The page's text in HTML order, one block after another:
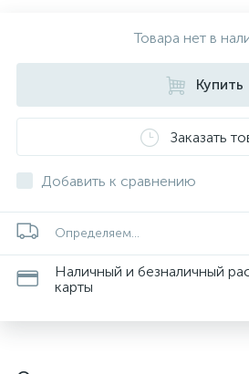
Товара нет в
Купить
Заказать
Добавить к сравнению
Определяем...
Наличный и безналичный
карты